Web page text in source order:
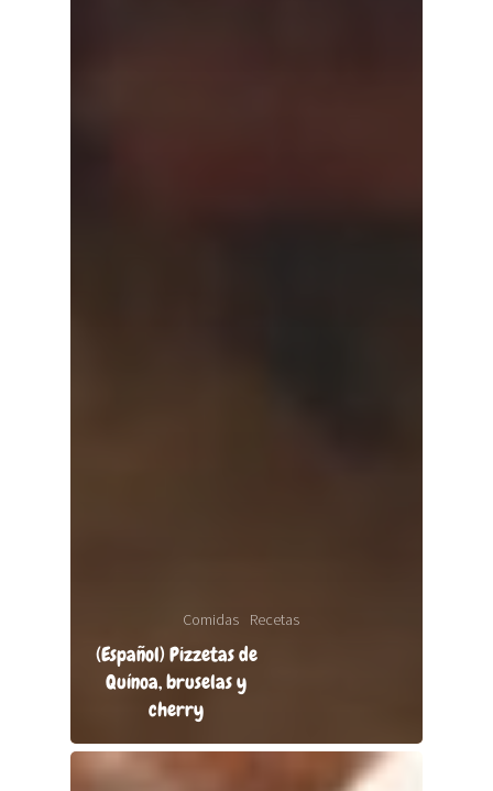
Comidas Recetas
(Español) Pizzetas de
Quínoa, bruselas y
cherry